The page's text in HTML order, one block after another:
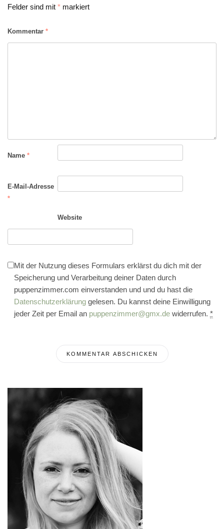
Felder sind mit * markiert
Kommentar *
Name *
E-Mail-Adresse
*
Website
Mit der Nutzung dieses Formulars erklärst du dich mit der
Speicherung und Verarbeitung deiner Daten durch
puppenzimmer.com einverstanden und und du hast die
Datenschutzerklärung gelesen. Du kannst deine Einwilligung
jeder Zeit per Email an puppenzimmer@gmx.de widerrufen. *